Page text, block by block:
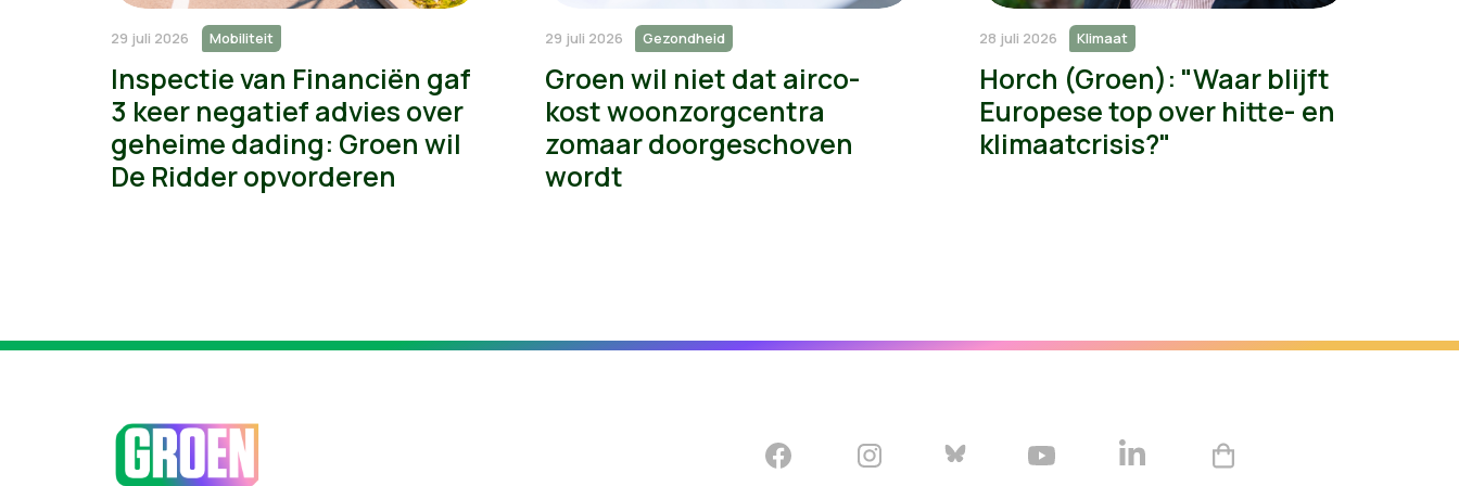
29 juli 2026 Mobiliteit
Inspectie van Financiën gaf
3 keer negatief advies over
geheime dading: Groen wil
De Ridder opvorderen
29 juli 2026 Gezondheid
Groen wil niet dat airco-
kost woonzorgcentra
zomaar doorgeschoven
wordt
28 juli 2026 Klimaat
Horch (Groen): "Waar blijft
Europese top over hitte- en
klimaatcrisis?"